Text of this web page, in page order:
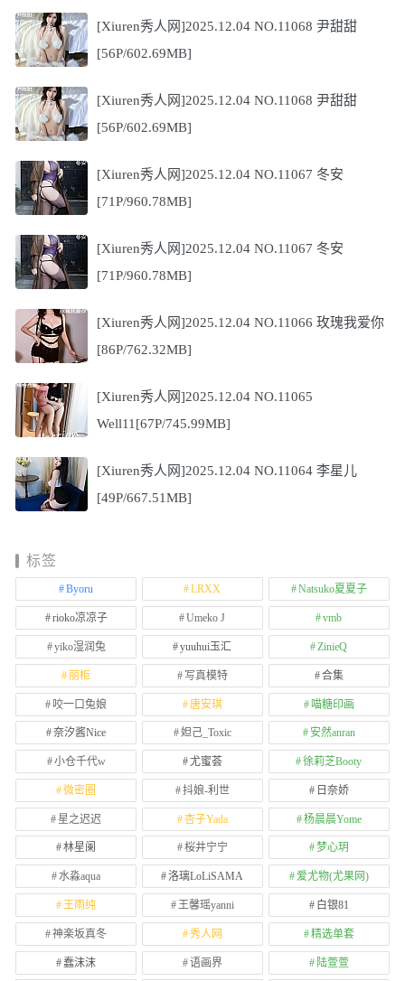
[Xiuren秀人网]2025.12.04 NO.11068 尹甜甜
[56P/602.69MB]
[Xiuren秀人网]2025.12.04 NO.11068 尹甜甜
[56P/602.69MB]
[Xiuren秀人网]2025.12.04 NO.11067 冬安
[71P/960.78MB]
[Xiuren秀人网]2025.12.04 NO.11067 冬安
[71P/960.78MB]
[Xiuren秀人网]2025.12.04 NO.11066 玫瑰我爱你
[86P/762.32MB]
[Xiuren秀人网]2025.12.04 NO.11065
Well11[67P/745.99MB]
[Xiuren秀人网]2025.12.04 NO.11064 李星儿
[49P/667.51MB]
标签
Byoru LRXX Natsuko夏夏子
rioko凉凉子 Umeko J vmb
yiko湿润兔 yuuhui玉汇 ZinieQ
丽柜 写真模特 合集
咬一口兔娘 唐安琪 喵糖印画
奈汐酱Nice 妲己_Toxic 安然anran
小仓千代w 尤蜜荟 徐莉芝Booty
微密圈 抖娘-利世 日奈娇
星之迟迟 杏子Yada 杨晨晨Yome
林星阑 桜井宁宁 梦心玥
水淼aqua 洛璃LoLiSAMA 爱尤物(尤果网)
王雨纯 王馨瑶yanni 白银81
神楽坂真冬 秀人网 精选单套
蠢沫沫 语画界 陆萱萱